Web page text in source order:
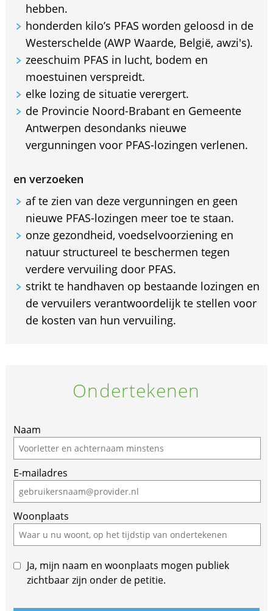
hebben.
honderden kilo’s PFAS worden geloosd in de
Westerschelde (AWP Waarde, België, awzi's).
zeeschuim PFAS in lucht, bodem en
moestuinen verspreidt.
elke lozing de situatie verergert.
de Provincie Noord-Brabant en Gemeente
Antwerpen desondanks nieuwe
vergunningen voor PFAS-lozingen verlenen.
en verzoeken
af te zien van deze vergunningen en geen
nieuwe PFAS-lozingen meer toe te staan.
onze gezondheid, voedselvoorziening en
natuur structureel te beschermen tegen
verdere vervuiling door PFAS.
strikt te handhaven op bestaande lozingen en
de vervuilers verantwoordelijk te stellen voor
de kosten van hun vervuiling.
Ondertekenen
Naam
E-mailadres
Woonplaats
Ja, mijn naam en woonplaats mogen publiek
zichtbaar zijn onder de petitie.